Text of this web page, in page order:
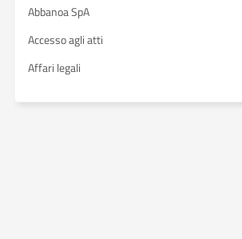
Abbanoa SpA
Accesso agli atti
Affari legali